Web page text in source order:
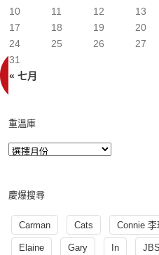
« 七月
10
11 12 13
17
18 19 20
24
25 26 27
31
重溫庫
慶爆搜尋
Carman Cats Connie
Elaine Gary In